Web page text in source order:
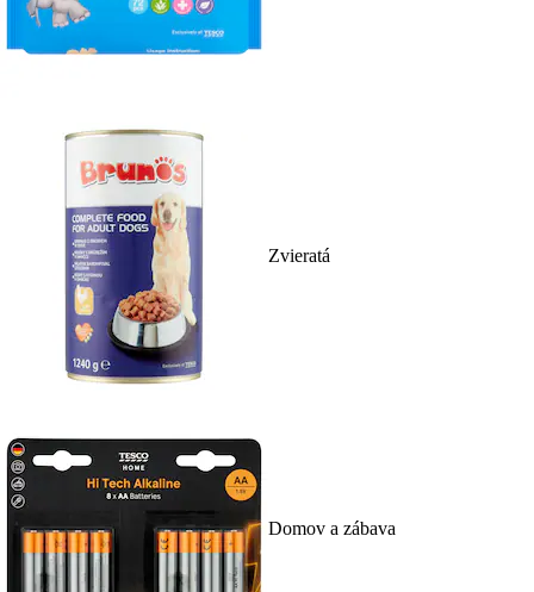
Zvieratá
Domov a zábava